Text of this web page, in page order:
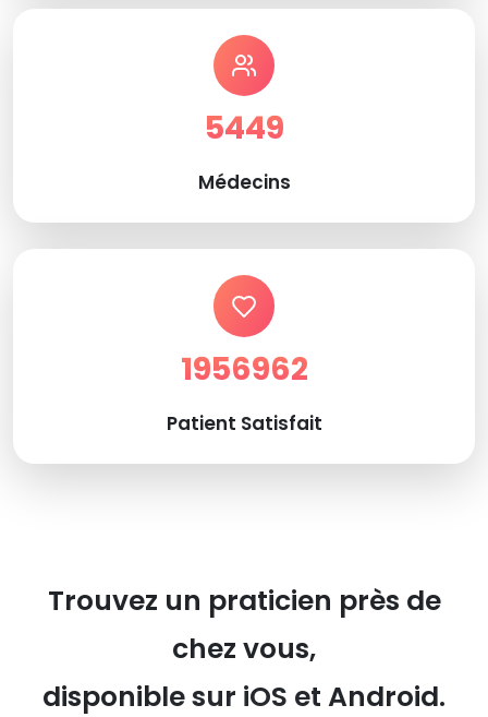
5449
Médecins
1956962
Patient Satisfait
Trouvez un praticien près de
chez vous,
disponible sur iOS et Android.